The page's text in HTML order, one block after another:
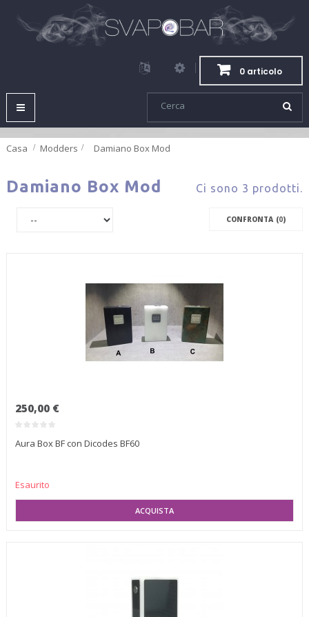
0 articolo
Navigazione
Toggle
Casa Modders > Damiano Box Mod
Damiano Box Mod Ci sono 3 prodotti.
CONFRONTA (0)
250,00 €
Aura Box BF con Dicodes BF60
Esaurito